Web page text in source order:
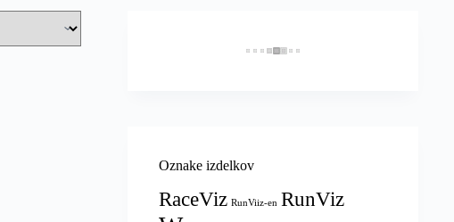
Oznake izdelkov
RaceViz RunViiz-en RunViz